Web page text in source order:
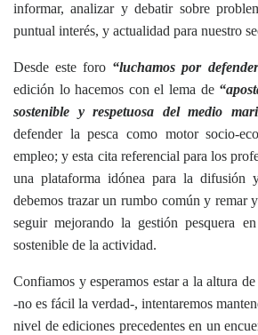
informar, analizar y debatir sobre
puntual interés, y actualidad para nuestro
Desde este foro “luchamos por
edición lo hacemos con el lema de
sostenible y respetuosa del medio
defender la pesca como motor socio-
empleo; y esta cita referencial para los
una plataforma idónea para la
debemos trazar un rumbo común y remar
seguir mejorando la gestión pesquera
sostenible de la actividad.
Confiamos y esperamos estar a la altura
-no es fácil la verdad-, intentaremos
nivel de ediciones precedentes en un